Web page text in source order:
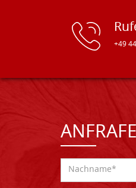
+49
ANFRAFE